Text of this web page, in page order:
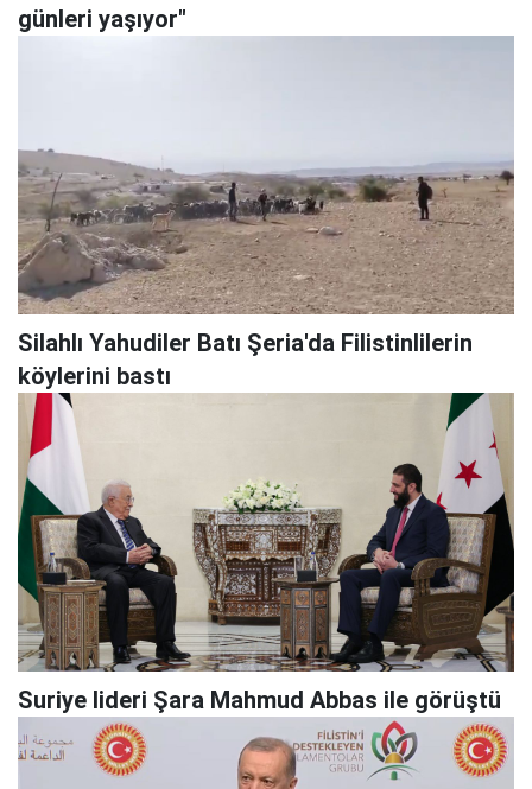
günleri yaşıyor"
Silahlı Yahudiler Batı Şeria'da Filistinlilerin
köylerini bastı
Suriye lideri Şara Mahmud Abbas ile görüştü